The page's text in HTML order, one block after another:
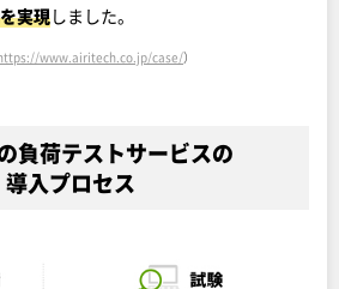
実現しました。
www.airitech.co.jp/case/）
荷テストサービスの
導入プロセス